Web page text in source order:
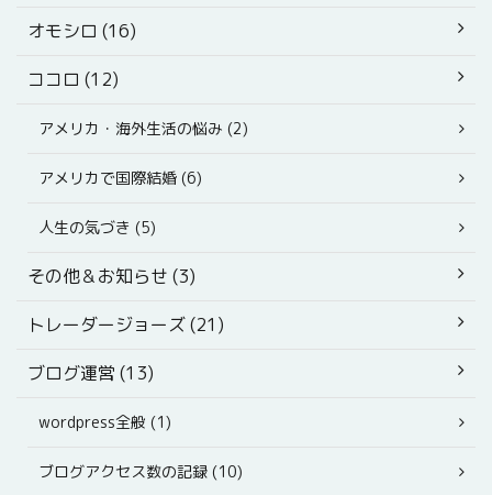
オモシロ (16)
ココロ (12)
アメリカ・海外生活の悩み (2)
アメリカで国際結婚 (6)
人生の気づき (5)
その他＆お知らせ (3)
トレーダージョーズ (21)
ブログ運営 (13)
wordpress全般 (1)
ブログアクセス数の記録 (10)